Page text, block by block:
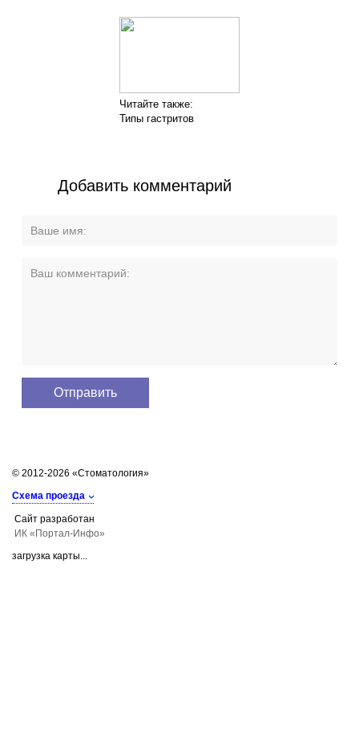
Читайте также:
Типы гастритов
Добавить комментарий
© 2012-2026 «Стоматология»
Схема проезда
Сайт разработан
ИК «Портал-Инфо»
загрузка карты...